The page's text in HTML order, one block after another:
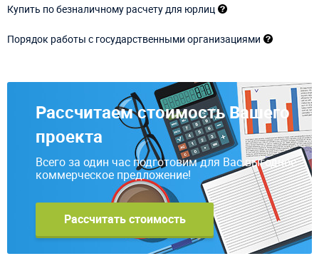
Купить по безналичному расчету для юрлиц
Порядок работы с государственными организациями
Рассчитаем стоимость Вашего
проекта
Всего за один час подготовим для Вас выгодное
коммерческое предложение!
Рассчитать стоимость